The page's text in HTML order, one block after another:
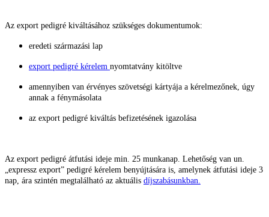
Az export pedigré kiváltásához szükséges dokumentumok:
eredeti származási lap
export pedigré kérelem nyomtatvány kitöltve
amennyiben van érvényes szövetségi kártyája a kérelmezőnek, úgy
annak a fénymásolata
az export pedigré kiváltás befizetésének igazolása
Az export pedigré átfutási ideje min. 25 munkanap. Lehetőség van un.
„expressz export” pedigré kérelem benyújtására is, amelynek átfutási ideje 3
nap, ára szintén megtalálható az aktuális díjszabásunkban.